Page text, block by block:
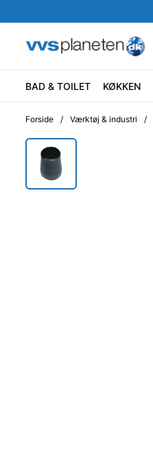
BAD & TOILET KØKKEN
Forside / Værktøj & industri /